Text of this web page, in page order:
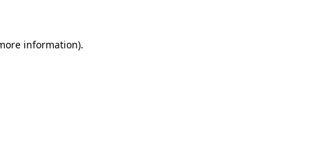
information).